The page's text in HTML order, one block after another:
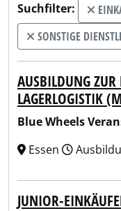
Suchfilter:
SONSTIGE
AUSBILDUNG ZUR
LAGERLOGISTIK
Blue Wheels
Essen
JUNIOR-